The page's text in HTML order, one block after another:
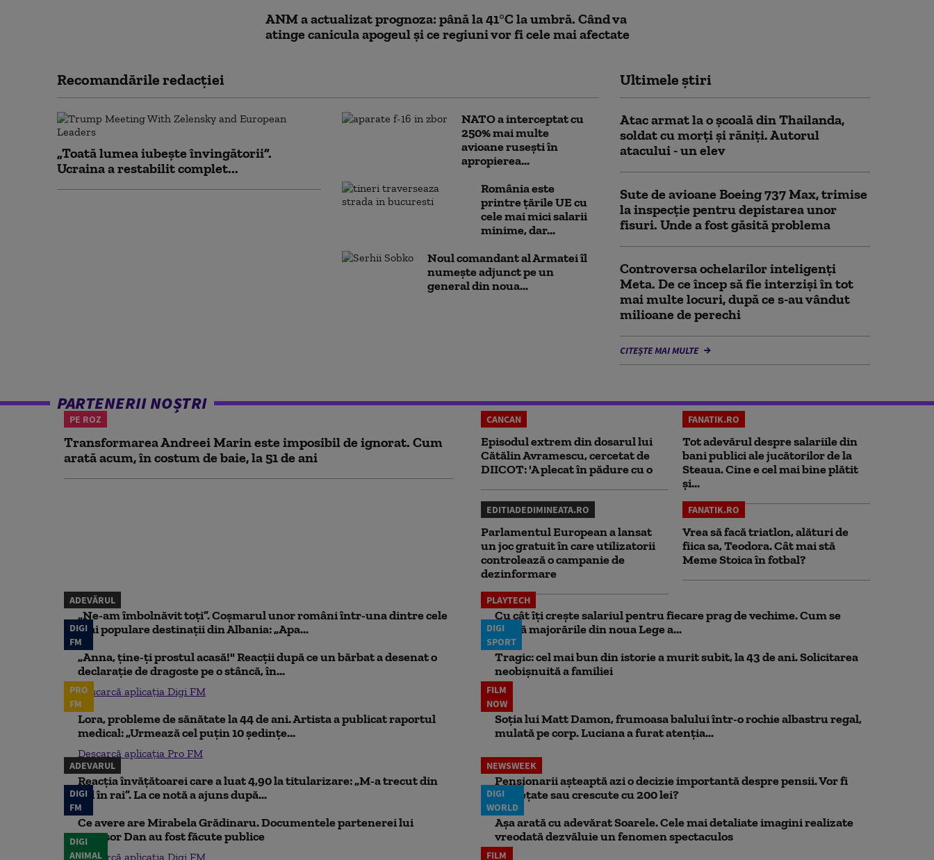
ANM a actualizat prognoza: până la 41°C la umbră. Când va
atinge canicula apogeul și ce regiuni vor fi cele mai afectate
Recomandările redacţiei
„Toată lumea iubește învingătorii”.
Ucraina a restabilit complet...
NATO a interceptat cu
250% mai multe
avioane rusești în
apropierea...
România este
printre țările UE cu
cele mai mici salarii
minime, dar...
Noul comandant al Armatei îl
numește adjunct pe un
general din noua...
Ultimele știri
Atac armat la o şcoală din Thailanda,
soldat cu morţi şi răniţi. Autorul
atacului - un elev
Sute de avioane Boeing 737 Max, trimise
la inspecție pentru depistarea unor
fisuri. Unde a fost găsită problema
Controversa ochelarilor inteligenți
Meta. De ce încep să fie interziși în tot
mai multe locuri, după ce s-au vândut
milioane de perechi
CITEȘTE MAI MULTE
PARTENERII NOȘTRI
PE ROZ
Transformarea Andreei Marin este imposibil de ignorat. Cum
arată acum, în costum de baie, la 51 de ani
CANCAN
Episodul extrem din dosarul lui
Cătălin Avramescu, cercetat de
DIICOT: 'A plecat în pădure cu o
FANATIK.RO
Tot adevărul despre salariile din
bani publici ale jucătorilor de la
Steaua. Cine e cel mai bine plătit
și...
EDITIADEDIMINEATA.RO
Parlamentul European a lansat
un joc gratuit în care utilizatorii
controlează o campanie de
dezinformare
FANATIK.RO
Vrea să facă triatlon, alături de
fiica sa, Teodora. Cât mai stă
Meme Stoica în fotbal?
ADEVĂRUL
„Ne-am îmbolnăvit toți”. Coșmarul unor români într-una dintre cele
mai populare destinații din Albania: „Apa...
PLAYTECH
Cu cât îți crește salariul pentru fiecare prag de vechime. Cum se
aplică majorările din noua Lege a...
DIGI
FM
„Anna, ţine-ţi prostul acasă!" Reacţii după ce un bărbat a desenat o
declaraţie de dragoste pe o stâncă, în...
Descarcă aplicația Digi FM
DIGI
SPORT
Tragic: cel mai bun din istorie a murit subit, la 43 de ani. Solicitarea
neobișnuită a familiei
PRO
FM
Lora, probleme de sănătate la 44 de ani. Artista a publicat raportul
medical: „Urmează cel puțin 10 ședințe...
Descarcă aplicația Pro FM
FILM
NOW
Soția lui Matt Damon, frumoasa balului într-o rochie albastru regal,
mulată pe corp. Luciana a furat atenția...
ADEVARUL
Reacția învățătoarei care a luat 4,90 la titularizare: „M-a trecut din
iad în rai”. La ce notă a ajuns după...
NEWSWEEK
Pensionarii așteaptă azi o decizie importantă despre pensii. Vor fi
înghețate sau crescute cu 200 lei?
DIGI
FM
Ce avere are Mirabela Grădinaru. Documentele partenerei lui
Nicușor Dan au fost făcute publice
Descarcă aplicația Digi FM
DIGI
WORLD
Așa arată cu adevărat Soarele. Cele mai detaliate imagini realizate
vreodată dezvăluie un fenomen spectaculos
DIGI
ANIMAL
FILM